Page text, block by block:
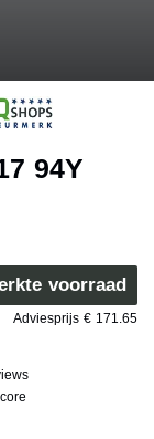
94Y
voorraad
Adviesprijs € 171.65